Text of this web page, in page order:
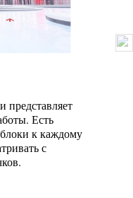
представляет
Есть
к каждому
с